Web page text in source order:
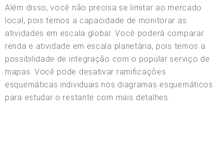
Além disso, você não precisa se limitar ao mercado
local, pois temos a capacidade de monitorar as
atividades em escala global. Você poderá comparar
renda e atividade em escala planetária, pois temos a
possibilidade de integração com o popular serviço de
mapas. Você pode desativar ramificações
esquemáticas individuais nos diagramas esquemáticos
para estudar o restante com mais detalhes.